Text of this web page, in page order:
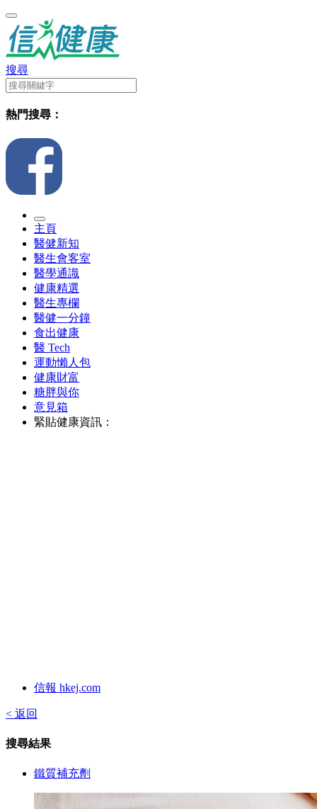
搜尋
熱門搜尋：
主頁
醫健新知
醫生會客室
醫學通識
健康精選
醫生專欄
醫健一分鐘
食出健康
醫 Tech
運動懶人包
健康財富
糖胖與你
意見箱
緊貼健康資訊：
信報 hkej.com
< 返回
搜尋結果
鐵質補充劑